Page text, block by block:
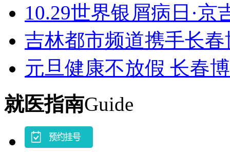
10.29世界银屑病日·京
吉林都市频道携手长
元旦健康不放假 长春
就医指南Guide